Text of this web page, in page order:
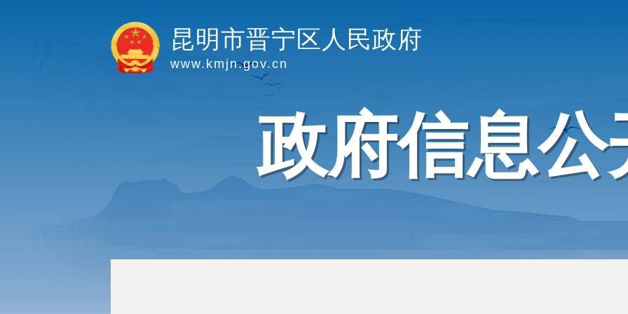
昆明市晋宁区人民政府
www.kmjn.gov.cn
政府信息公